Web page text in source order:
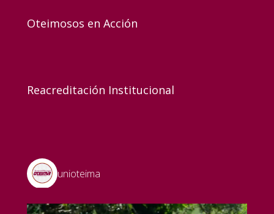
Oteimosos en Acción
Reacreditación Institucional
unioteima